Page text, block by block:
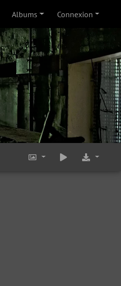
Albums Connexion